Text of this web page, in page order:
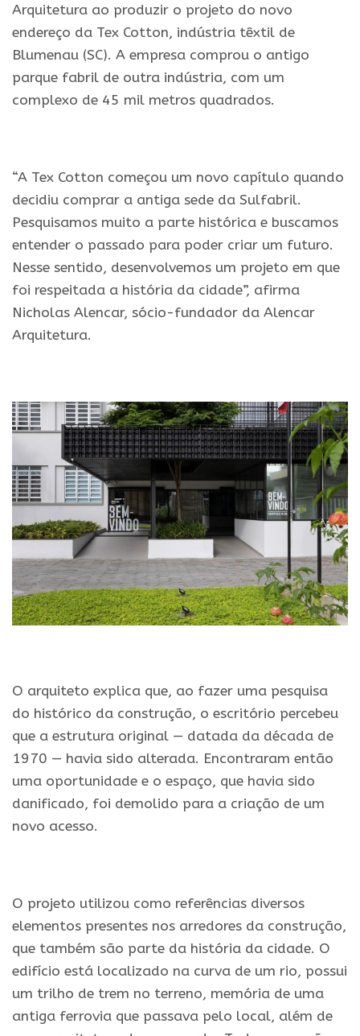
Arquitetura ao produzir o projeto do novo
endereço da Tex Cotton, indústria têxtil de
Blumenau (SC). A empresa comprou o antigo
parque fabril de outra indústria, com um
complexo de 45 mil metros quadrados.
“A Tex Cotton começou um novo capítulo quando
decidiu comprar a antiga sede da Sulfabril.
Pesquisamos muito a parte histórica e buscamos
entender o passado para poder criar um futuro.
Nesse sentido, desenvolvemos um projeto em que
foi respeitada a história da cidade”, afirma
Nicholas Alencar, sócio-fundador da Alencar
Arquitetura.
O arquiteto explica que, ao fazer uma pesquisa
do histórico da construção, o escritório percebeu
que a estrutura original — datada da década de
1970 — havia sido alterada. Encontraram então
uma oportunidade e o espaço, que havia sido
danificado, foi demolido para a criação de um
novo acesso.
O projeto utilizou como referências diversos
elementos presentes nos arredores da construção,
que também são parte da história da cidade. O
edifício está localizado na curva de um rio, possui
um trilho de trem no terreno, memória de uma
antiga ferrovia que passava pelo local, além de